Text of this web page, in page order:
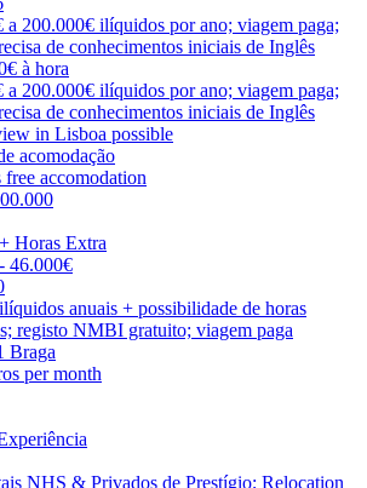
a 200.000€ ilíquidos por ano; viagem paga;
de conhecimentos iniciais de Inglês
à hora
a 200.000€ ilíquidos por ano; viagem paga;
de conhecimentos iniciais de Inglês
in Lisboa possible
acomodação
free accomodation
Horas Extra
46.000€
anuais + possibilidade de horas
registo NMBI gratuito; viagem paga
Braga
per month
NHS & Privados de Prestígio; Relocation